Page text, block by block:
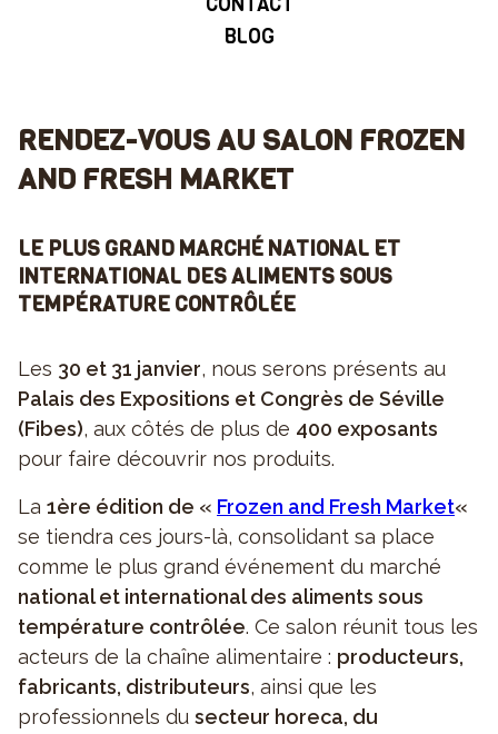
BLOG
RENDEZ-VOUS AU SALON FROZEN
AND FRESH MARKET
LE PLUS GRAND MARCHÉ NATIONAL ET
INTERNATIONAL DES ALIMENTS SOUS
TEMPÉRATURE CONTRÔLÉE
Les 30 et 31 janvier, nous serons présents au
Palais des Expositions et Congrès de Séville
(Fibes), aux côtés de plus de 400 exposants
pour faire découvrir nos produits.
La 1ère édition de « Frozen and Fresh Market«
se tiendra ces jours-là, consolidant sa place
comme le plus grand événement du marché
national et international des aliments sous
température contrôlée. Ce salon réunit tous les
acteurs de la chaîne alimentaire : producteurs,
fabricants, distributeurs, ainsi que les
professionnels du secteur horeca, du